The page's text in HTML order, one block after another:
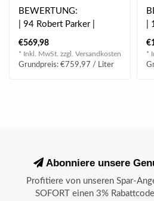
Classe Pauillac 1999 0.75
l*
BEWERTUNG:
| 94 Robert Parker |
| 94 Wine Spectator |
| 93 James Suckling |
..
€569,98
* Inkl. MwSt. zzgl. Versandkosten
Grundpreis: €759,97 / Liter
|
|*
Abonniere unsere
Profitiere von unseren Spar-
SOFORT einen 3%